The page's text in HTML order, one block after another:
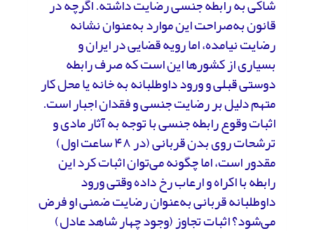
شاکی به رابطه جنسی رضایت داشته. اگرچه در
قانون به‌صراحت این موارد به‌عنوان نشانه
رضایت نیامده، اما رویه قضایی در ایران و
بسیاری از کشورها این است که صرف رابطه
دوستی قبلی و ورود داوطلبانه به خانه یا محل کار
متهم دلیل بر رضایت جنسی و فقدان اجبار است.
اثبات وقوع رابطه جنسی با توجه به آثار مادی و
ترشحات روی بدن قربانی (در ۴۸ ساعت اول)
مقدور است، اما چگونه می‌توان اثبات کرد این
رابطه با اکراه و ارعاب رخ داده وقتی ورود
داوطلبانه قربانی به‌عنوان رضایت ضمنی او فرض
می‌شود؟ اثبات تجاوز (وجود چهار شاهد عادل)